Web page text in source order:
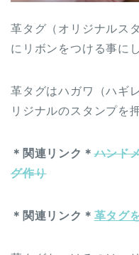
革タグ（オリジナルス
にリボンをつける事に
革タグはハガワ（ハギ
リジナルのスタンプを
＊関連リンク＊ハンド
グ作り
＊関連リンク＊ 革タグ